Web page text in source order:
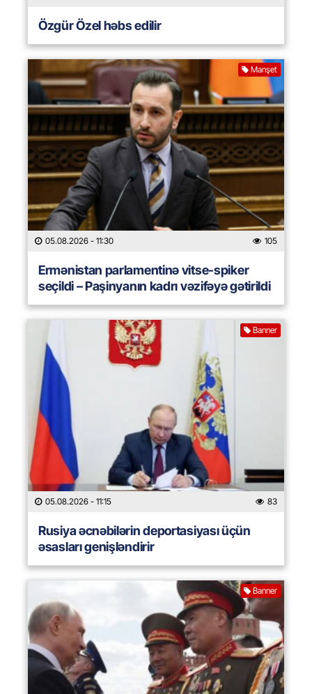
Özgür Özel həbs edilir
Manşet
05.08.2026 - 11:30 105
Ermənistan parlamentinə vitse-spiker
seçildi – Paşinyanın kadrı vəzifəyə gətirildi
Banner
05.08.2026 - 11:15 83
Rusiya əcnəbilərin deportasiyası üçün
əsasları genişləndirir
Banner